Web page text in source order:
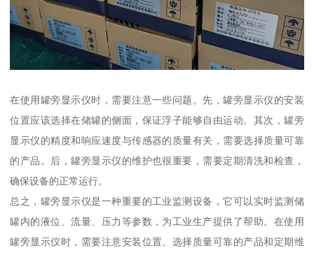
在使用罐旁显示仪时，需要注意一些问题。先，罐旁显示仪的安装
位置应该选择在储罐的侧面，保证浮子能够自由运动。其次，罐旁
显示仪的精度和响应速度与传感器的质量有关，需要选择质量可靠
的产品。后，罐旁显示仪的维护也很重要，需要定期清洗和检查，
确保设备的正常运行。
总之，罐旁显示仪是一种重要的工业监测设备，它可以实时监测储
罐内的液位、流量、压力等参数，为工业生产提供了帮助。在使用
罐旁显示仪时，需要注意安装位置、选择质量可靠的产品和定期维